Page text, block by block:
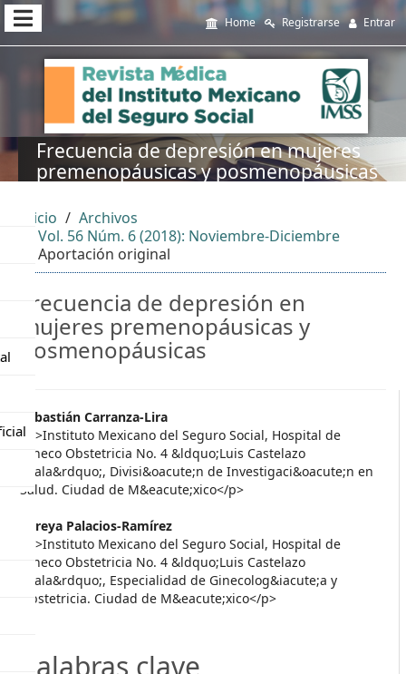
##plugins.themes.themeEleven.accessible_menu.sidebar##
Home Registrarse Entrar
Frecuencia de depresión en mujeres
premenopáusicas y posmenopáusicas
Inicio
Archivos
Vol. 56 Núm. 6 (2018): Noviembre-Diciembre
Aportación original
Frecuencia de depresión en
mujeres premenopáusicas y
posmenopáusicas
Sebastián Carranza-Lira
<p>Instituto Mexicano del Seguro Social, Hospital de
Gineco Obstetricia No. 4 &ldquo;Luis Castelazo
Ayala&rdquo;, Divisi&oacute;n de Investigaci&oacute;n en
Salud. Ciudad de M&eacute;xico</p>
Mireya Palacios-Ramírez
<p>Instituto Mexicano del Seguro Social, Hospital de
Gineco Obstetricia No. 4 &ldquo;Luis Castelazo
Ayala&rdquo;, Especialidad de Ginecolog&iacute;a y
Obstetricia. Ciudad de M&eacute;xico</p>
Palabras clave